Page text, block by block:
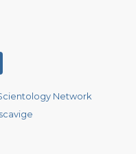
Network